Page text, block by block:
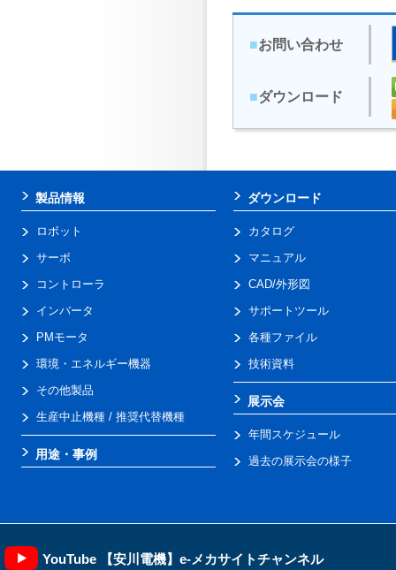
■お問い合わせ
■ダウンロード
製品情報
ロボット
サーボ
コントローラ
インバータ
PMモータ
環境・エネルギー機器
その他製品
生産中止機種 / 推奨代替機種
用途・事例
ダウンロード
カタログ
マニュアル
CAD/外形図
サポートツール
各種ファイル
技術資料
展示会
年間スケジュール
過去の展示会の様子
YouTube 【安川電機】e-メカサイトチャンネル